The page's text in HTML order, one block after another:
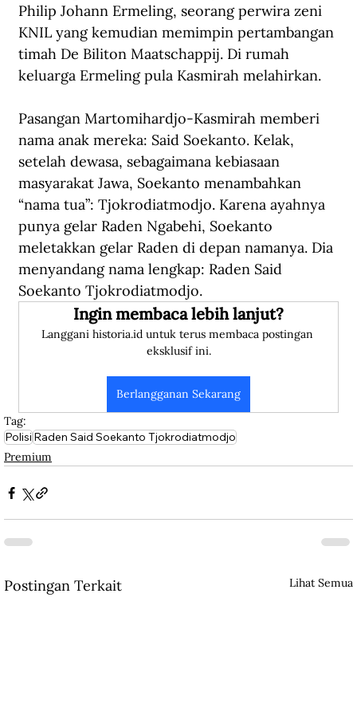
Philip Johann Ermeling, seorang perwira zeni
KNIL yang kemudian memimpin pertambangan
timah De Biliton Maatschappij. Di rumah
keluarga Ermeling pula Kasmirah melahirkan.
Pasangan Martomihardjo-Kasmirah memberi
nama anak mereka: Said Soekanto. Kelak,
setelah dewasa, sebagaimana kebiasaan
masyarakat Jawa, Soekanto menambahkan
“nama tua”: Tjokrodiatmodjo. Karena ayahnya
punya gelar Raden Ngabehi, Soekanto
meletakkan gelar Raden di depan namanya. Dia
menyandang nama lengkap: Raden Said
Soekanto Tjokrodiatmodjo.
Ingin membaca lebih lanjut?
Langgani historia.id untuk terus membaca postingan
eksklusif ini.
Berlangganan Sekarang
Tag:
PolisiRaden Said Soekanto Tjokrodiatmodjo
Premium
Postingan Terkait Lihat Semua